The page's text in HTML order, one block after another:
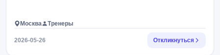
Москва Тренеры
2026-05-26 Откликнуться